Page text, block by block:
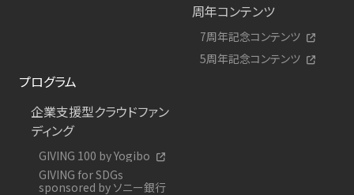
周年コンテンツ
7周年記念コンテンツ
5周年記念コンテンツ
プログラム
企業支援型クラウドファン
ディング
GIVING 100 by Yogibo
GIVING for SDGs
sponsored by ソニー銀行